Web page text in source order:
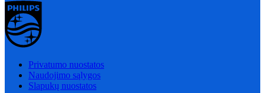
Privatumo nuostatos
Naudojimo sąlygos
Slapukų nuostatos